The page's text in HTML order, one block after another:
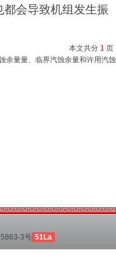
会导致机组发生振
本文共分 1 页
量量、临界汽蚀余量和许用汽蚀
3号 51La